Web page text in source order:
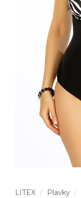
LITEX Plavky